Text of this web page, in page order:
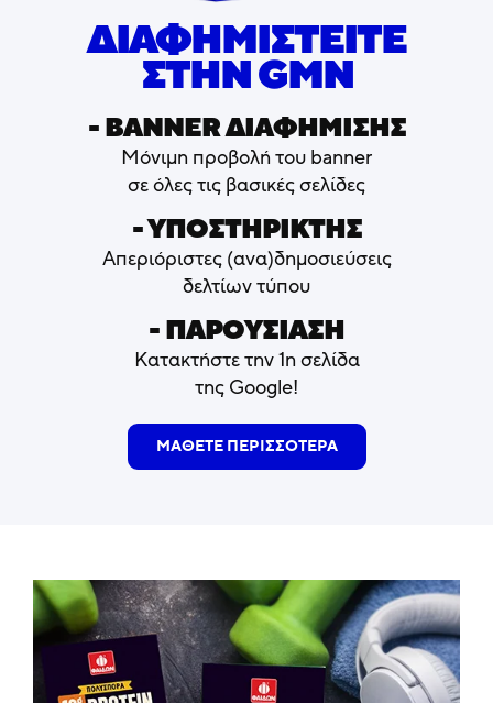
ΔΙΑΦΗΜΙΣΤΕΙΤΕ
ΣΤΗΝ GMN
- ΒΑNNER ΔΙΑΦΗΜΙΣΗΣ
Μόνιμη προβολή του banner
σε όλες τις βασικές σελίδες
- ΥΠΟΣΤΗΡΙΚΤΗΣ
Απεριόριστες (ανα)δημοσιεύσεις
δελτίων τύπου
- ΠΑΡΟΥΣΙΑΣΗ
Κατακτήστε την 1η σελίδα
της Google!
ΜΑΘΕΤΕ ΠΕΡΙΣΣΟΤΕΡΑ